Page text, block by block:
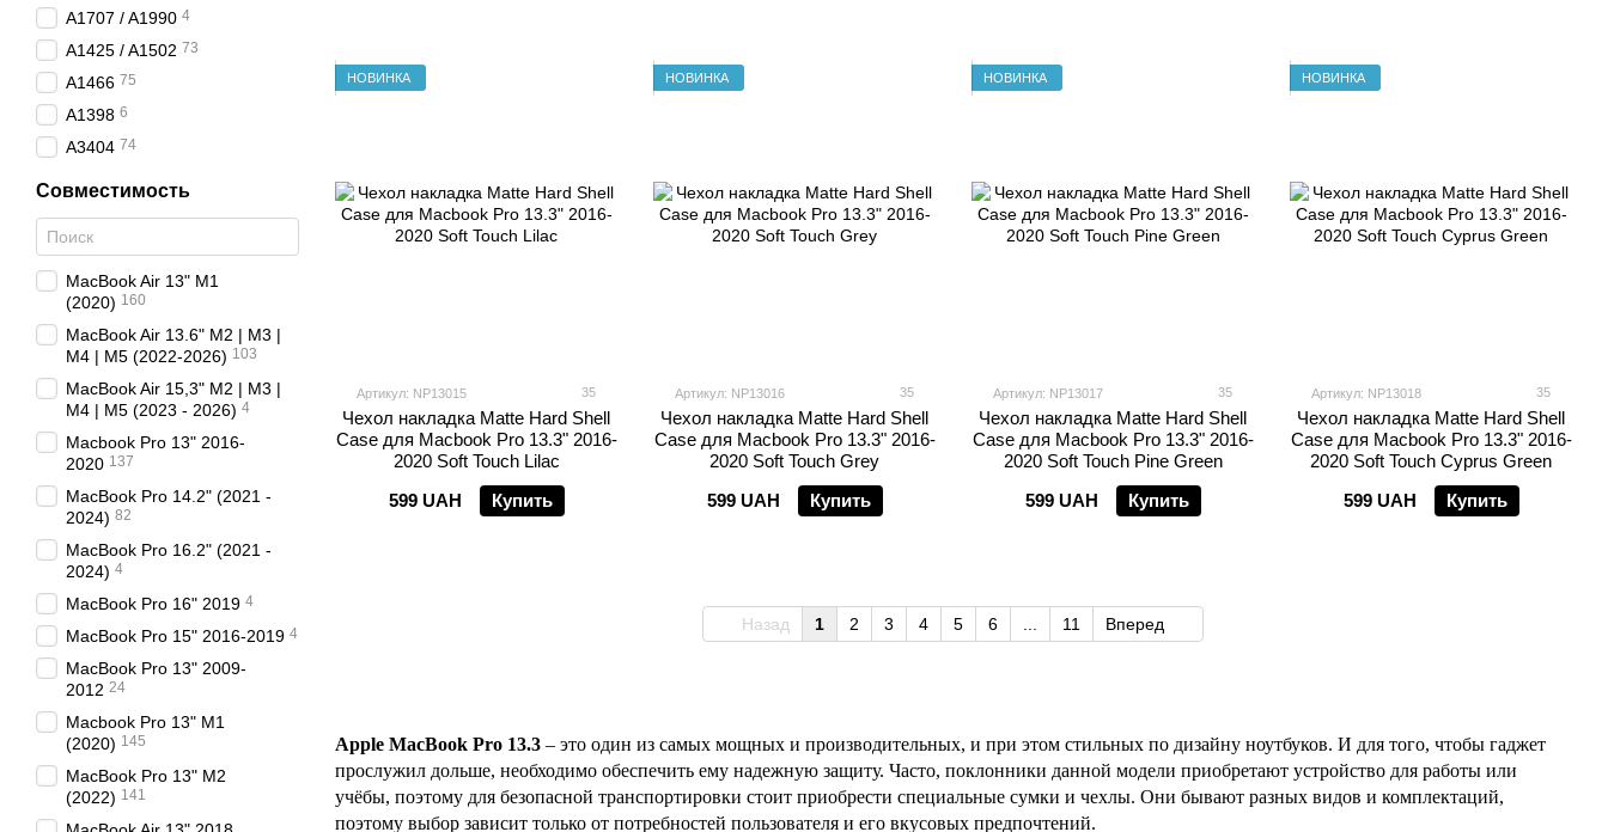
Apple MacBook Pro 13.3 – это один из самых мощных и производительных, и при этом стильных по дизайну ноутбуков. И для того, чтобы гаджет
прослужил дольше, необходимо обеспечить ему надежную защиту. Часто, поклонники данной модели приобретают устройство для работы или
учёбы, поэтому для безопасной транспортировки стоит приобрести специальные сумки и чехлы. Они бывают разных видов и комплектаций,
поэтому выбор зависит только от потребностей пользователя и его вкусовых предпочтений.
НОВИНКА
Артикул: NP13015 35
Чехол накладка Matte Hard Shell
Case для Macbook Pro 13.3" 2016-
2020 Soft Touch Lilac
599 UAH
Купить
НОВИНКА
Артикул: NP13016 35
Чехол накладка Matte Hard Shell
Case для Macbook Pro 13.3" 2016-
2020 Soft Touch Grey
599 UAH
Купить
НОВИНКА
Артикул: NP13017 35
Чехол накладка Matte Hard Shell
Case для Macbook Pro 13.3" 2016-
2020 Soft Touch Pine Green
599 UAH
Купить
НОВИНКА
Артикул: NP13018 35
Чехол накладка Matte Hard Shell
Case для Macbook Pro 13.3" 2016-
2020 Soft Touch Cyprus Green
599 UAH
Купить
Назад 1 2 3 4 5 6 11 Вперед
A1707 / A1990 4
A1425 / A1502 73
A1466 75
A1398 6
A3404 74
Совместимость
MacBook Air 13" M1
(2020) 160
MacBook Air 13.6" M2 | M3 |
M4 | M5 (2022-2026) 103
MacBook Air 15,3" M2 | M3 |
M4 | M5 (2023 - 2026) 4
Macbook Pro 13" 2016-
2020 137
MacBook Pro 14.2" (2021 -
2024) 82
MacBook Pro 16.2" (2021 -
2024) 4
MacBook Pro 16" 2019 4
MacBook Pro 15" 2016-2019 4
MacBook Pro 13" 2009-
2012 24
Macbook Pro 13" M1
(2020) 145
MacBook Pro 13" M2
(2022) 141